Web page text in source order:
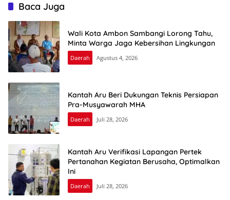
Baca Juga
Wali Kota Ambon Sambangi Lorong Tahu,
Minta Warga Jaga Kebersihan Lingkungan
Daerah Agustus 4, 2026
Kantah Aru Beri Dukungan Teknis Persiapan
Pra-Musyawarah MHA
Daerah Juli 28, 2026
Kantah Aru Verifikasi Lapangan Pertek
Pertanahan Kegiatan Berusaha, Optimalkan
Ini
Daerah Juli 28, 2026